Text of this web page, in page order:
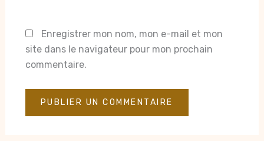
Enregistrer mon nom, mon e-mail et mon
site dans le navigateur pour mon prochain
commentaire.